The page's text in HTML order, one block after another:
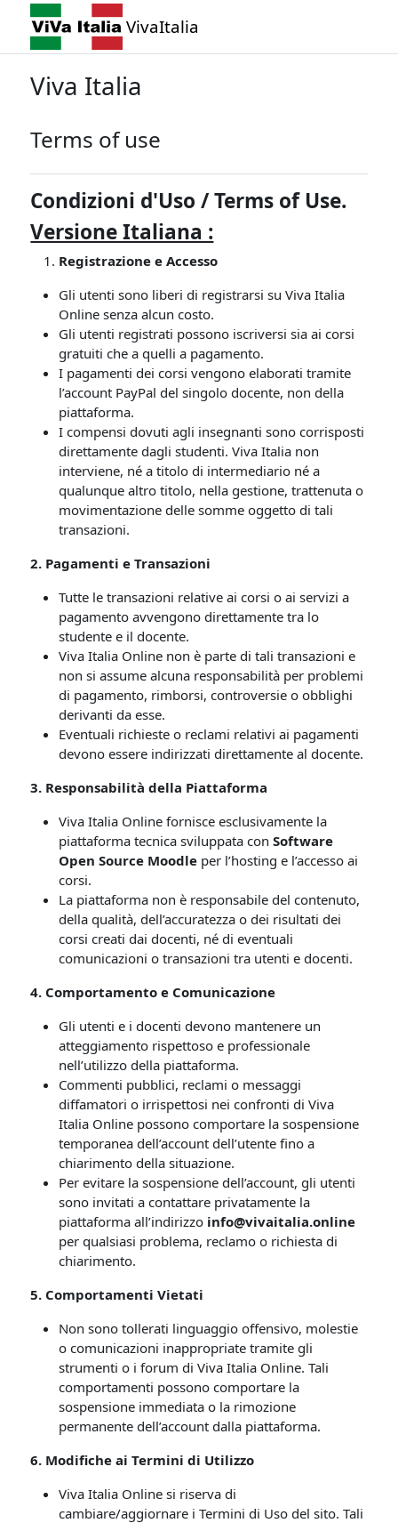
Vai al contenuto principale
VivaItalia
Viva Italia
Terms of use
Condizioni d'Uso /Terms of Use.
Versione Italiana :
Registrazione e Accesso
Gli utenti sono liberi di registrarsi su Viva Italia
Online senza alcun costo.
Gli utenti registrati possono iscriversi sia ai corsi
gratuiti che a quelli a pagamento.
I pagamenti dei corsi vengono elaborati tramite
l’account PayPal del singolo docente, non della
piattaforma.
I compensi dovuti agli insegnanti sono corrisposti
direttamente dagli studenti. Viva Italia non
interviene, né a titolo di intermediario né a
qualunque altro titolo, nella gestione, trattenuta o
movimentazione delle somme oggetto di tali
transazioni.
2. Pagamenti e Transazioni
Tutte le transazioni relative ai corsi o ai servizi a
pagamento avvengono direttamente tra lo
studente e il docente.
Viva Italia Online non è parte di tali transazioni e
non si assume alcuna responsabilità per problemi
di pagamento, rimborsi, controversie o obblighi
derivanti da esse.
Eventuali richieste o reclami relativi ai pagamenti
devono essere indirizzati direttamente al docente.
3. Responsabilità della Piattaforma
Viva Italia Online fornisce esclusivamente la
piattaforma tecnica sviluppata conSoftware
Open Source Moodle per l’hosting e l’accesso ai
corsi.
La piattaforma non è responsabile del contenuto,
della qualità, dell’accuratezza o dei risultati dei
corsi creati dai docenti, né di eventuali
comunicazioni o transazioni tra utenti e docenti.
4. Comportamento e Comunicazione
Gli utenti e i docenti devono mantenere un
atteggiamento rispettoso e professionale
nell’utilizzo della piattaforma.
Commenti pubblici, reclami o messaggi
diffamatori o irrispettosi nei confronti di Viva
Italia Online possono comportare la sospensione
temporanea dell’account dell’utente fino a
chiarimento della situazione.
Per evitare la sospensione dell’account, gli utenti
sono invitati a contattare privatamente la
piattaforma all’indirizzo info@vivaitalia.online
per qualsiasi problema, reclamo o richiesta di
chiarimento.
5. Comportamenti Vietati
Non sono tollerati linguaggio offensivo, molestie
o comunicazioni inappropriate tramite gli
strumenti o i forum di Viva Italia Online. Tali
comportamenti possono comportare la
sospensione immediata o la rimozione
permanente dell’account dalla piattaforma.
6. Modifiche ai Termini di Utilizzo
Viva Italia Online si riserva di
cambiare/aggiornare i Termini di Uso del sito. Tali